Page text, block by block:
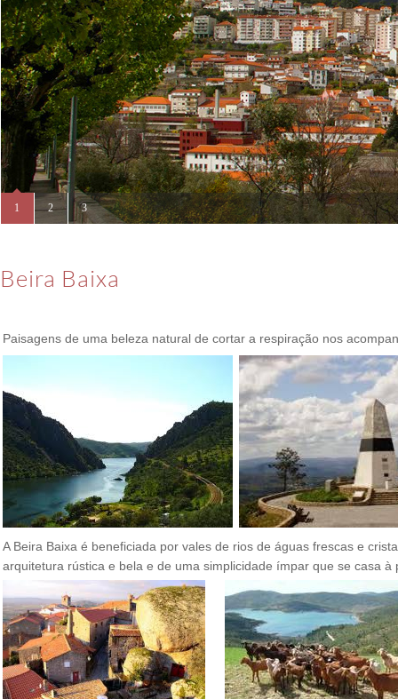
Beira Baixa
Paisagens de uma beleza natural de cortar a respiração nos
A Beira Baixa é beneficiada por vales de rios de águas frescas e
arquitetura rústica e bela e de uma simplicidade ímpar que se casa à